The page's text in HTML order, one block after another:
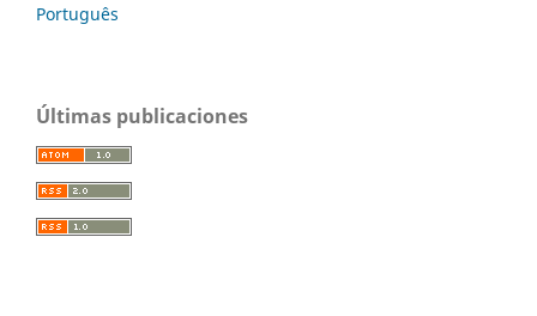
Português
Últimas publicaciones